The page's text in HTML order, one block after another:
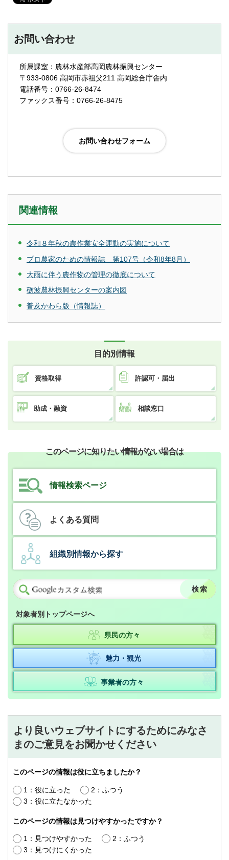
お問い合わせ
所属課室：農林水産部高岡農林振興センター
〒933-0806 高岡市赤祖父211 高岡総合庁舎内
電話番号：0766-26-8474
ファックス番号：0766-26-8475
関連情報
令和８年秋の農作業安全運動の実施について
プロ農家のための情報誌 第107号（令和8年8月）
大雨に伴う農作物の管理の徹底について
砺波農林振興センターの案内図
普及かわら版（情報誌）
目的別情報
資格取得 許認可・届出
助成・融資 相談窓口
このページに知りたい情報がない場合は
情報検索ページ
よくある質問
組織別情報から探す
対象者別トップページへ
県民の方々
魅力・観光
事業者の方々
より良いウェブサイトにするためにみなさ
まのご意見をお聞かせください
このページの情報は役に立ちましたか？
1：役に立った
2：ふつう
3：役に立たなかった
このページの情報は見つけやすかったですか？
1：見つけやすかった
2：ふつう
3：見つけにくかった